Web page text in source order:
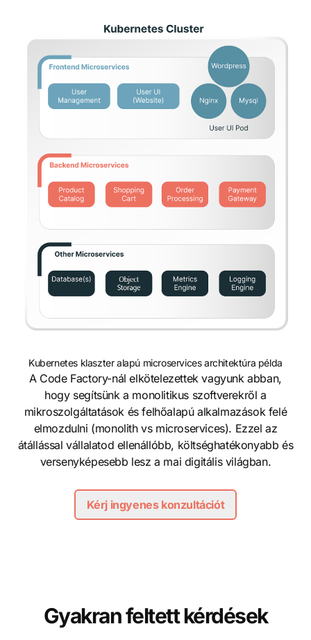
Kubernetes klaszter alapú microservices architektúra példa
A Code Factory-nál elkötelezettek vagyunk abban,
hogy segítsünk a monolitikus szoftverekről a
mikroszolgáltatások és felhőalapú alkalmazások felé
elmozdulni (monolith vs microservices). Ezzel az
átállással vállalatod ellenállóbb, költséghatékonyabb és
versenyképesebb lesz a mai digitális világban.
Kérj ingyenes konzultációt
Gyakran feltett kérdések